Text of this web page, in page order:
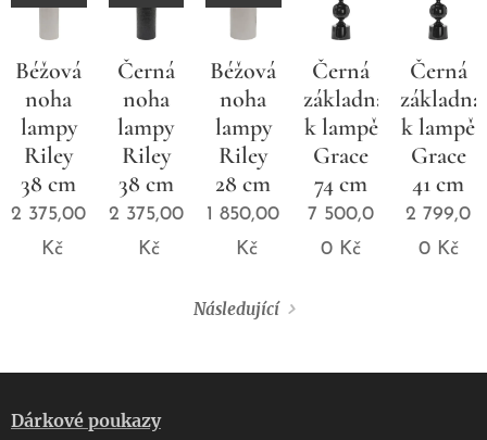
Béžová
noha
lampy
Riley
38 cm
2 375,00
Kč
Černá
noha
lampy
Riley
38 cm
2 375,00
Kč
Béžová
noha
lampy
Riley
28 cm
1 850,00
Kč
Černá
základna
k lampě
Grace
74 cm
7 500,0
0 Kč
Černá
základna
k lampě
Grace
41 cm
2 799,0
0Kč
Následující
Dárkové poukazy